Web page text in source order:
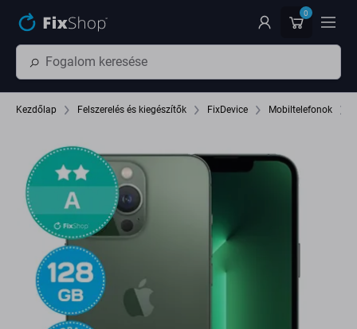
0
Kezdőlap Felszerelés és kiegészítők FixDevice Mobiltelefonok